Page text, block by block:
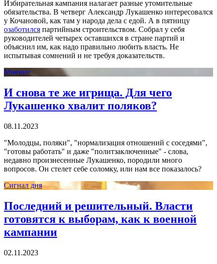
Избирательная кампания налагает разные утомительные
обязательства. В четверг Александр Лукашенко интересовался
у Кочановой, как там у народа дела с едой. А в пятницу
озаботился партийным строительством. Собрал у себя
руководителей четырех оставшихся в стране партий и
объяснил им, как надо правильно любить власть. Не
испытывая сомнений и не требуя доказательств.
Мнение
И снова те же игрища. Для чего
Лукашенко хвалит поляков?
08.11.2023
"Молодцы, поляки", "нормализация отношений с соседями",
"готовы работать" и даже "политзаключенные" - слова,
недавно произнесенные Лукашенко, породили много
вопросов. Он стелет себе соломку, или нам все показалось?
Сигнал дня
Последний и решительный. Власти
готовятся к выборам, как к военной
кампании
02.11.2023